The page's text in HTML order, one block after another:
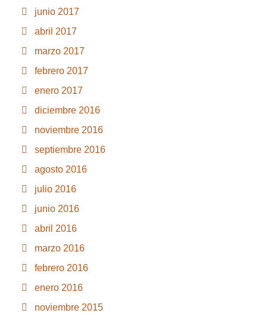
junio 2017
abril 2017
marzo 2017
febrero 2017
enero 2017
diciembre 2016
noviembre 2016
septiembre 2016
agosto 2016
julio 2016
junio 2016
abril 2016
marzo 2016
febrero 2016
enero 2016
noviembre 2015